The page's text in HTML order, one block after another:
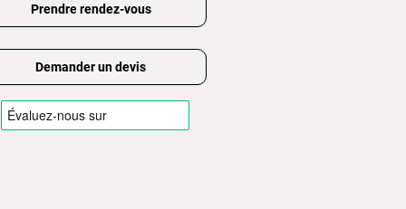
Prendre rendez-vous
Demander un devis